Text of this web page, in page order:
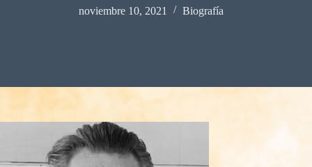
noviembre 10, 2021 Biografía